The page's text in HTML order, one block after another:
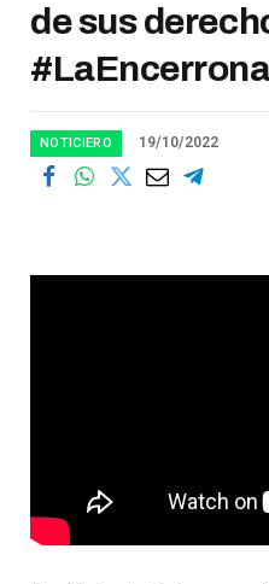
de sus
NOTICIERO 19/10/2022